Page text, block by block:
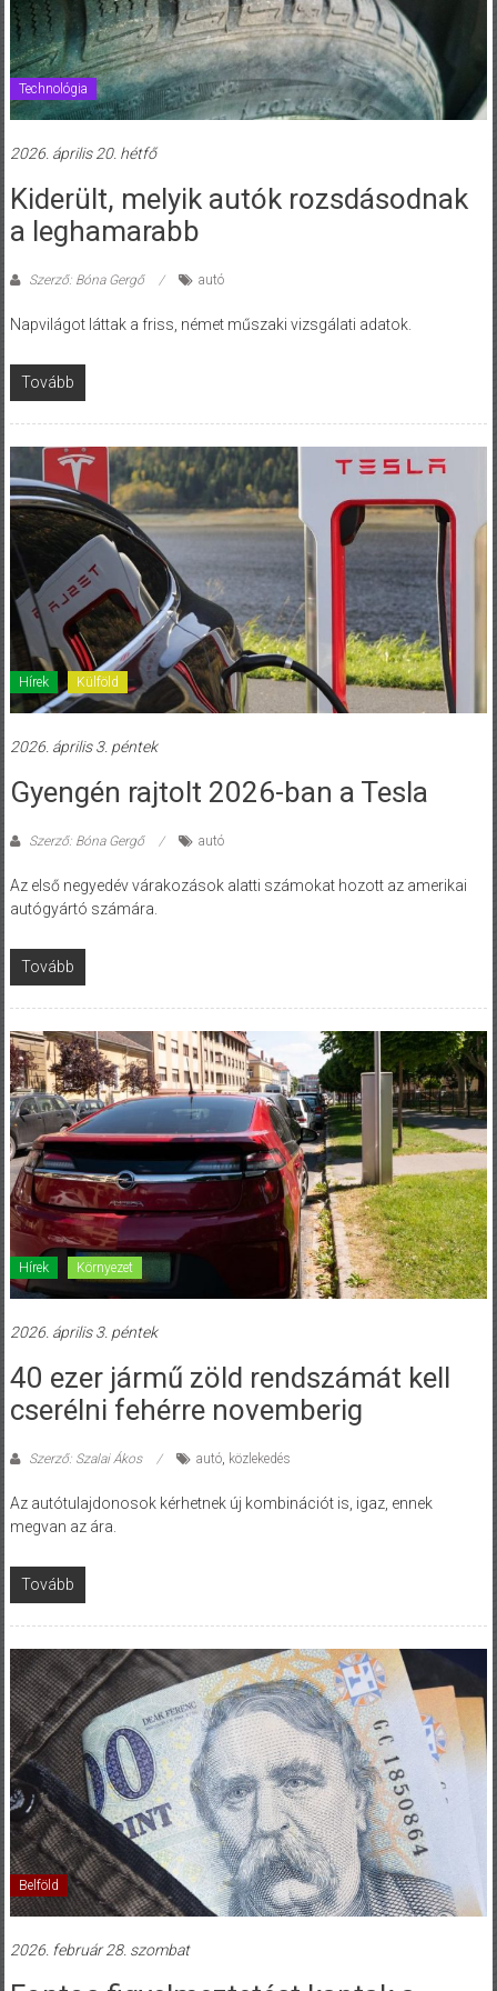
Technológia
2026. április 20. hétfő
Kiderült, melyik autók rozsdásodnak
a leghamarabb
Szerző: Bóna Gergő autó
Napvilágot láttak a friss, német műszaki vizsgálati adatok.
Tovább
Hírek Külföld
2026. április 3. péntek
Gyengén rajtolt 2026-ban a Tesla
Szerző: Bóna Gergő autó
Az első negyedév várakozások alatti számokat hozott az amerikai
autógyártó számára.
Tovább
Hírek Környezet
2026. április 3. péntek
40 ezer jármű zöld rendszámát kell
cserélni fehérre novemberig
Szerző: Szalai Ákos autó, közlekedés
Az autótulajdonosok kérhetnek új kombinációt is, igaz, ennek
megvan az ára.
Tovább
Belföld
2026. február 28. szombat